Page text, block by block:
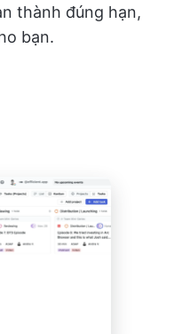
thành đúng hạn,
bạn.